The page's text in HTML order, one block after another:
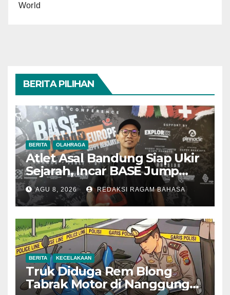
World
BERITA PILIHAN
BERITA OLAHRAGA
Atlet Asal Bandung Siap Ukir
Sejarah, Incar BASE Jump
dari Eiger Mushroom Swiss
AGU 8, 2026 REDAKSI RAGAM BAHASA
BERITA KECELAKAAN
Truk Diduga Rem Blong
Tabrak Motor di Nanggung